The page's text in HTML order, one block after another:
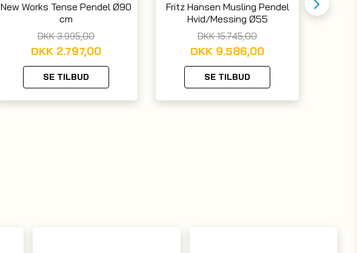
New Works Tense Pendel Ø90
cm
DKK3.995,00
DKK 2.797,00
SE TILBUD
Fritz Hansen Musling Pendel
Hvid/Messing Ø55
DKK15.745,00
DKK 9.586,00
SE TILBUD
Verner